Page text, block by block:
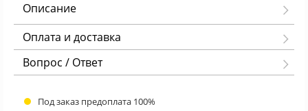
Описание
Оплата и доставка
Вопрос / Ответ
Под заказ предоплата 100%